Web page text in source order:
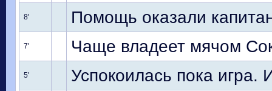
8' Помощь оказали
7' Чаще владеет мячом
5' Успокоилась пока игра.